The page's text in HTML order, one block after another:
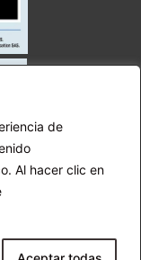
de
Al hacer clic en